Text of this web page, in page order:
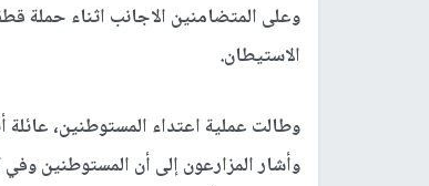
وعلى المتضامنين الاجانب اثناء حملة
الاستيطان.
وطالت عملية اعتداء المستوطنين،
وأشار المزارعون إلى أن المستوطنين